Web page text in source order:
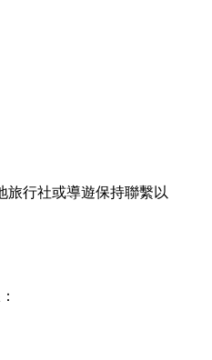
旅行社或導遊保持聯繫以